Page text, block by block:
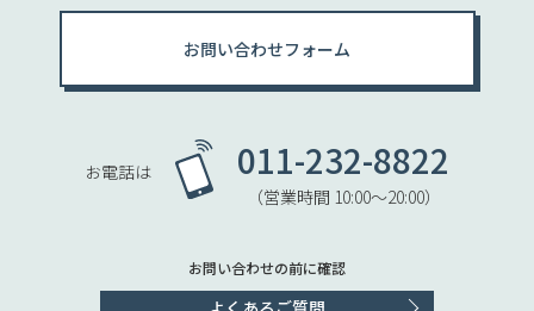
お問い合わせフォーム
お電話は 011-232-8822
（営業時間 10:00〜20:00）
お問い合わせの前に確認